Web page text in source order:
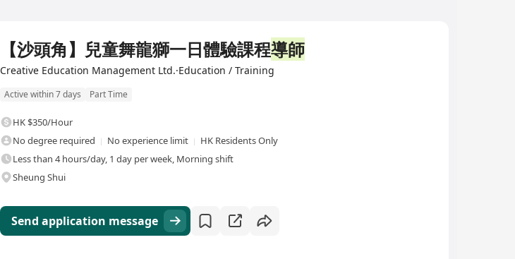
【沙頭角】兒童舞龍獅一日體驗課程導師
Creative Education Management Ltd.·Education / Training
Active within 7 days Part Time
HK $350/Hour
No degree required
No experience limit
HK Residents Only
Less than 4 hours/day, 1 day per week, Morning shift
Sheung Shui
Send application message